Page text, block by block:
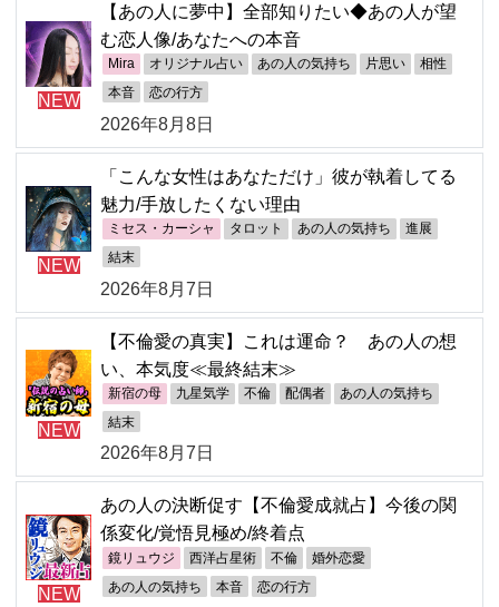
NEW
【あの人に夢中】全部知りたい◆あの人が望
む恋人像/あなたへの本音
Mira オリジナル占い あの人の気持ち 片思い 相性
本音 恋の行方
2026年8月8日
NEW
「こんな女性はあなただけ」彼が執着してる
魅力/手放したくない理由
ミセス・カーシャ タロット あの人の気持ち 進展
結末
2026年8月7日
NEW
【不倫愛の真実】これは運命？ あの人の想
い、本気度≪最終結末≫
新宿の母 九星気学 不倫 配偶者 あの人の気持ち
結末
2026年8月7日
NEW
あの人の決断促す【不倫愛成就占】今後の関
係変化/覚悟見極め/終着点
鏡リュウジ 西洋占星術 不倫 婚外恋愛
あの人の気持ち 本音 恋の行方